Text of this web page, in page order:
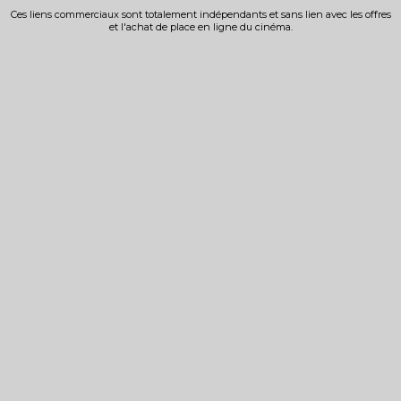
Ces liens commerciaux sont totalement indépendants et sans lien avec les offres
et l'achat de place en ligne du cinéma.